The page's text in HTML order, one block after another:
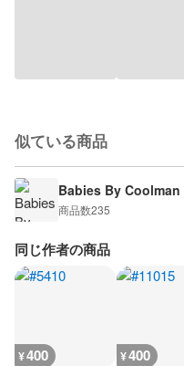
似ている商品
Babies By Coolman
商品数235
同じ作者の商品
¥400 ¥400